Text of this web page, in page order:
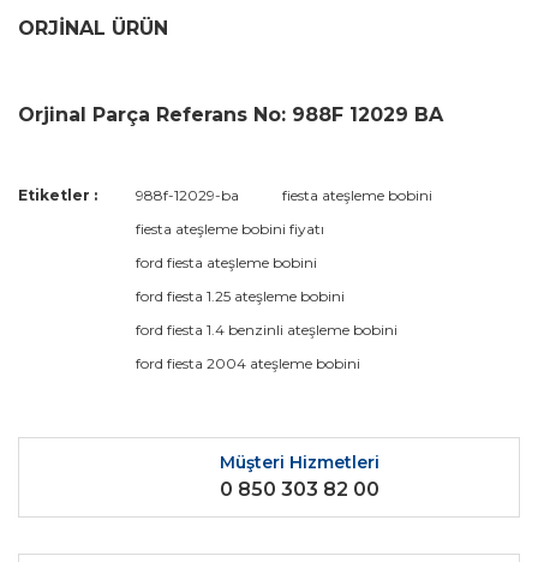
ORJİNAL ÜRÜN
Orjinal Parça Referans No: 988F 12029 BA
Bu ürüne ilk yorumu siz yapın!
Yorum Yaz
Bu ürünün fiyat bilgisi, resim, ürün açıklamalarında ve diğer
kullanarak tarafımıza iletebilirsiniz.
Görüş ve önerileriniz için teşekkür ederiz.
Bu ürüne benzer farklı alternatifler olmalı.
Etiketler : 988f-12029-ba
fiesta ateşleme bobini
fiesta ateşleme bobini fiyatı
ford fiesta ateşleme bobini
ford fiesta 1.25 ateşleme bobini
ford fiesta 1.4 benzinli ateşleme bobini
ford fiesta 2004 ateşleme bobini
Müşteri Hizmetleri
0 850 303 82 00